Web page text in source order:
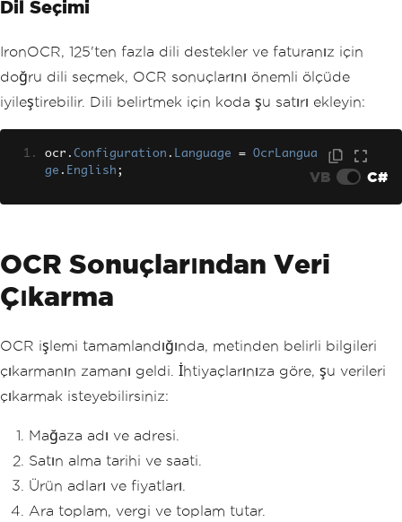
Dil Seçimi
IronOCR, 125'ten fazla dili destekler ve faturanız için
doğru dili seçmek, OCR sonuçlarını önemli ölçüde
iyileştirebilir. Dili belirtmek için koda şu satırı ekleyin:
ocr . Configuration . Language =
OcrLangua
ge . English ; VB C#
OCR Sonuçlarından Veri
Çıkarma
OCR işlemi tamamlandığında, metinden belirli bilgileri
çıkarmanın zamanı geldi. İhtiyaçlarınıza göre, şu verileri
çıkarmak isteyebilirsiniz:
Mağaza adı ve adresi.
Satın alma tarihi ve saati.
Ürün adları ve fiyatları.
Ara toplam, vergi ve toplam tutar.